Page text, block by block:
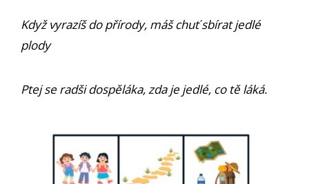
Když vyrazíš do přírody, máš chuť sbírat jedlé
plody
Ptej se radši dospěláka, zda je jedlé, co tě láká.